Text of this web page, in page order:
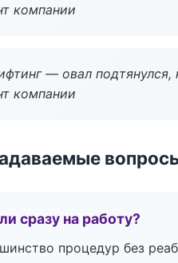
компании
— овал
компании
сразу на работу?
процедур без